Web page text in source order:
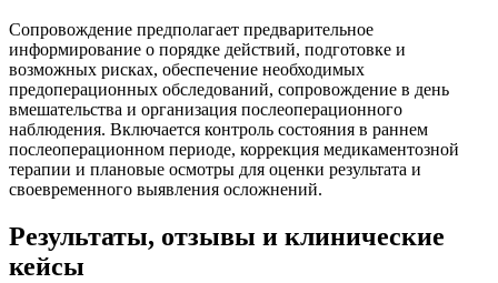
Сопровождение предполагает предварительное
информирование о порядке действий, подготовке и
возможных рисках, обеспечение необходимых
предоперационных обследований, сопровождение в день
вмешательства и организация послеоперационного
наблюдения. Включается контроль состояния в раннем
послеоперационном периоде, коррекция медикаментозной
терапии и плановые осмотры для оценки результата и
своевременного выявления осложнений.
Результаты, отзывы и клинические
кейсы